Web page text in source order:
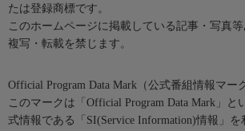
たは登録商標です。
このホームページに掲載している記事・写真
複写・転載を禁じます。
Official Program Data Mark（公式番組情報マー
このマークは「Official Program Data Mark」と
式情報である「SI(Service Information)情報」